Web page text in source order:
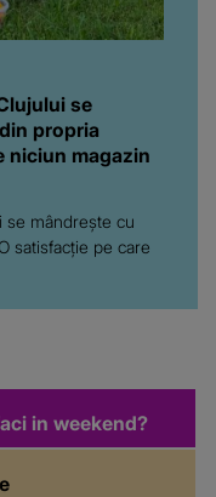
se
propria
niciun magazin
se mândrește cu
satisfacție pe care
in weekend?